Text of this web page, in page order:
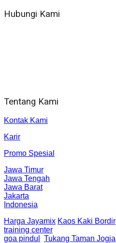
Hubungi Kami
Tentang Kami
Kontak Kami
Karir
Promo Spesial
Jawa Timur
Jawa Tengah
Jawa Barat
Jakarta
Indonesia
Harga Jayamix Kaos Kaki Bordir
training center
goa pindul
Tukang Taman Jogja